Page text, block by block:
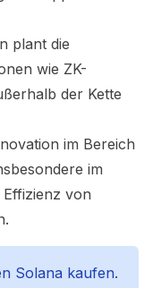
plant die
wie ZK-
der Kette
im Bereich
im
von
Solana kaufen.